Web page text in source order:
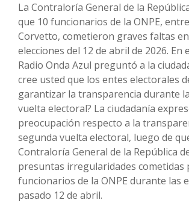
La Contraloría General de la
que 10 funcionarios de la ONPE,
Corvetto, cometieron graves faltas
elecciones del 12 de abril de 2026. En
Radio Onda Azul preguntó a la
cree usted que los entes electorales
garantizar la transparencia durante
vuelta electoral? La ciudadanía
preocupación respecto a la
segunda vuelta electoral, luego de
Contraloría General de la República
presuntas irregularidades cometidas
funcionarios de la ONPE durante las
pasado 12 de abril.